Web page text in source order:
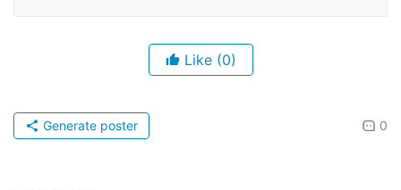
Like (0)
0
Generate poster